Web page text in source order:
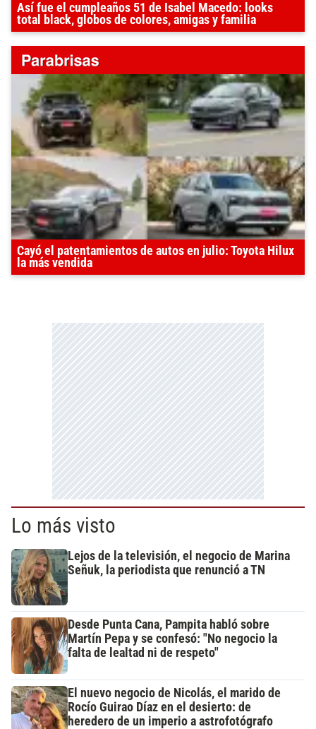
Así fue el cumpleaños 51 de Isabel Macedo: looks
total black, globos de colores, amigas y familia
Cayó el patentamientos de autos en julio: Toyota Hilux
la más vendida
Lo más visto
Lejos de la televisión, el negocio de Marina
Señuk, la periodista que renunció a TN
Desde Punta Cana, Pampita habló sobre
Martín Pepa y se confesó: "No negocio la
falta de lealtad ni de respeto"
El nuevo negocio de Nicolás, el marido de
Rocío Guirao Díaz en el desierto: de
heredero de un imperio a astrofotógrafo